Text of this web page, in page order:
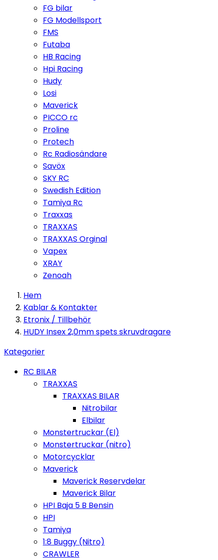
FG bilar
FG Modellsport
FMS
Futaba
HB Racing
Hpi Racing
Hudy
Losi
Maverick
PICCO rc
Proline
Protech
Rc Radiosändare
Savöx
SKY RC
Swedish Edition
Tamiya Rc
Traxxas
TRAXXAS
TRAXXAS Orginal
Vapex
XRAY
Zenoah
Hem
Kablar & Kontakter
Etronix / Tillbehör
HUDY Insex 2,0mm spets skruvdragare
Kategorier
RC BILAR
TRAXXAS
TRAXXAS BILAR
Nitrobilar
Elbilar
Monstertruckar (El)
Monstertruckar (nitro)
Motorcycklar
Maverick
Maverick Reservdelar
Maverick Bilar
HPI Baja 5 B Bensin
HPI
Tamiya
1:8 Buggy (Nitro)
CRAWLER